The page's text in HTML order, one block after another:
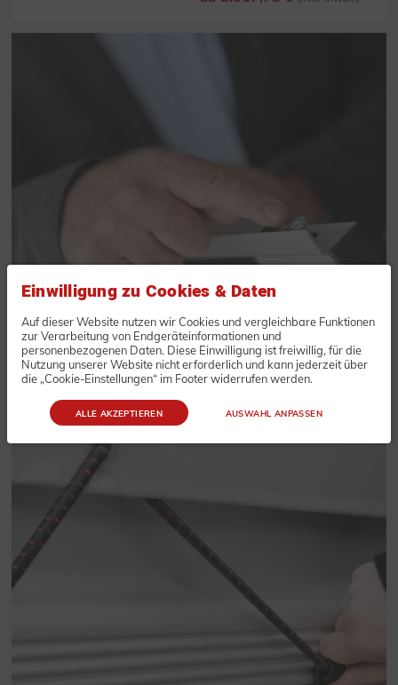
Einwilligung zu Cookies & Daten
Auf dieser Website nutzen wir Cookies und vergleichbare Funktionen
zur Verarbeitung von Endgeräteinformationen und
personenbezogenen Daten. Diese Einwilligung ist freiwillig, für die
Nutzung unserer Website nicht erforderlich und kann jederzeit über
die „Cookie-Einstellungen“ im Footer widerrufen werden.
ALLE AKZEPTIEREN AUSWAHL ANPASSEN